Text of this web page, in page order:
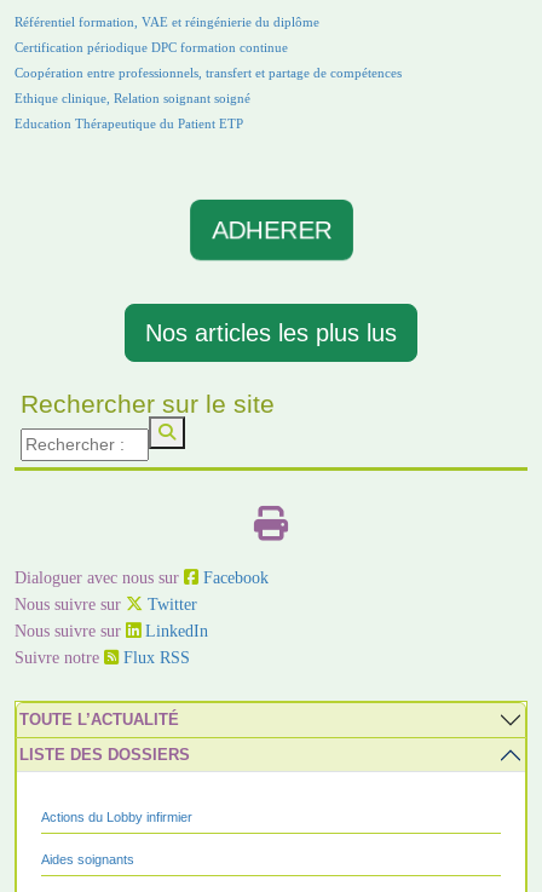
Référentiel formation, VAE et réingénierie du diplôme
Certification périodique DPC formation continue
Coopération entre professionnels, transfert et partage de compétences
Ethique clinique, Relation soignant soigné
Education Thérapeutique du Patient ETP
ADHERER
Nos articles les plus lus
Rechercher sur le site
Dialoguer avec nous sur
Facebook
Nous suivre sur
Twitter
Nous suivre sur
LinkedIn
Suivre notre
Flux RSS
TOUTE L’ACTUALITÉ
LISTE DES DOSSIERS
Actions du Lobby infirmier
Aides soignants